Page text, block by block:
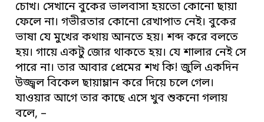
চোখ। সেখানে বুকের ভালবাসা হয়তো কোনো ছায়া
ফেলে না। গভীরতার কোনো রেখাপাত নেই। বুকের
ভাষা যে মুখের কথায় আনতে হয়। শব্দ করে বলতে
হয়। গায়ে একটু জোর থাকতে হয়। যে শালার নেই সে
পারে না। তার আবার প্রেমের শখ কি! জুলি একদিন
উজ্জ্বল বিকেল ছায়াম্লান করে দিয়ে চলে গেল।
যাওয়ার আগে তার কাছে এসে খুব শুকনো গলায়
বলে, –